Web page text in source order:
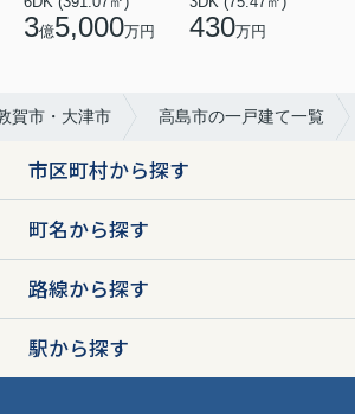
3億5,000万円 430万円
賀市・大津市 高島市の一戸建て一覧
市区町村から探す
町名から探す
路線から探す
駅から探す